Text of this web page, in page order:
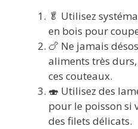
🥬 Utilisez
en bois pour
🍗 Ne jamais
aliments très
ces couteaux.
🍣 Utilisez des
pour le poisson si
des filets délicats.